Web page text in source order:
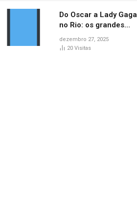
Do Oscar a Lady Gaga
no Rio: os grandes
marcos da cultura em
2025
dezembro 27, 2025
20 Visitas